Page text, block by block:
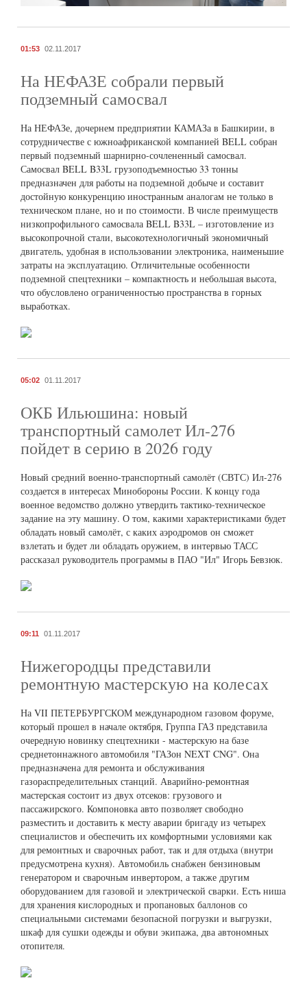
01:53 02.11.2017
На НЕФАЗЕ собрали первый
подземный самосвал
На НЕФАЗе, дочернем предприятии КАМАЗа в Башкирии, в
сотрудничестве с южноафриканской компанией BELL собран
первый подземный шарнирно-сочлененный самосвал.
Самосвал BELL B33L грузоподъемностью 33 тонны
предназначен для работы на подземной добыче и составит
достойную конкуренцию иностранным аналогам не только в
техническом плане, но и по стоимости. В числе преимуществ
низкопрофильного самосвала BELL B33L – изготовление из
высокопрочной стали, высокотехнологичный экономичный
двигатель, удобная в использовании электроника, наименьшие
затраты на эксплуатацию. Отличительные особенности
подземной спецтехники – компактность и небольшая высота,
что обусловлено ограниченностью пространства в горных
выработках.
05:02 01.11.2017
ОКБ Ильюшина: новый
транспортный самолет Ил-276
пойдет в серию в 2026 году
Новый средний военно-транспортный самолёт (СВТС) Ил-276
создается в интересах Минобороны России. К концу года
военное ведомство должно утвердить тактико-техническое
задание на эту машину. О том, какими характеристиками будет
обладать новый самолёт, с каких аэродромов он сможет
взлетать и будет ли обладать оружием, в интервью ТАСС
рассказал руководитель программы в ПАО "Ил" Игорь Бевзюк.
09:11 01.11.2017
Нижегородцы представили
ремонтную мастерскую на колесах
На VII ПЕТЕРБУРГСКОМ международном газовом форуме,
который прошел в начале октября, Группа ГАЗ представила
очередную новинку спецтехники - мастерскую на базе
среднетоннажного автомобиля "ГАЗон NEXT CNG". Она
предназначена для ремонта и обслуживания
газораспределительных станций. Аварийно-ремонтная
мастерская состоит из двух отсеков: грузового и
пассажирского. Компоновка авто позволяет свободно
разместить и доставить к месту аварии бригаду из четырех
специалистов и обеспечить их комфортными условиями как
для ремонтных и сварочных работ, так и для отдыха (внутри
предусмотрена кухня). Автомобиль снабжен бензиновым
генератором и сварочным инвертором, а также другим
оборудованием для газовой и электрической сварки. Есть ниша
для хранения кислородных и пропановых баллонов со
специальными системами безопасной погрузки и выгрузки,
шкаф для сушки одежды и обуви экипажа, два автономных
отопителя.